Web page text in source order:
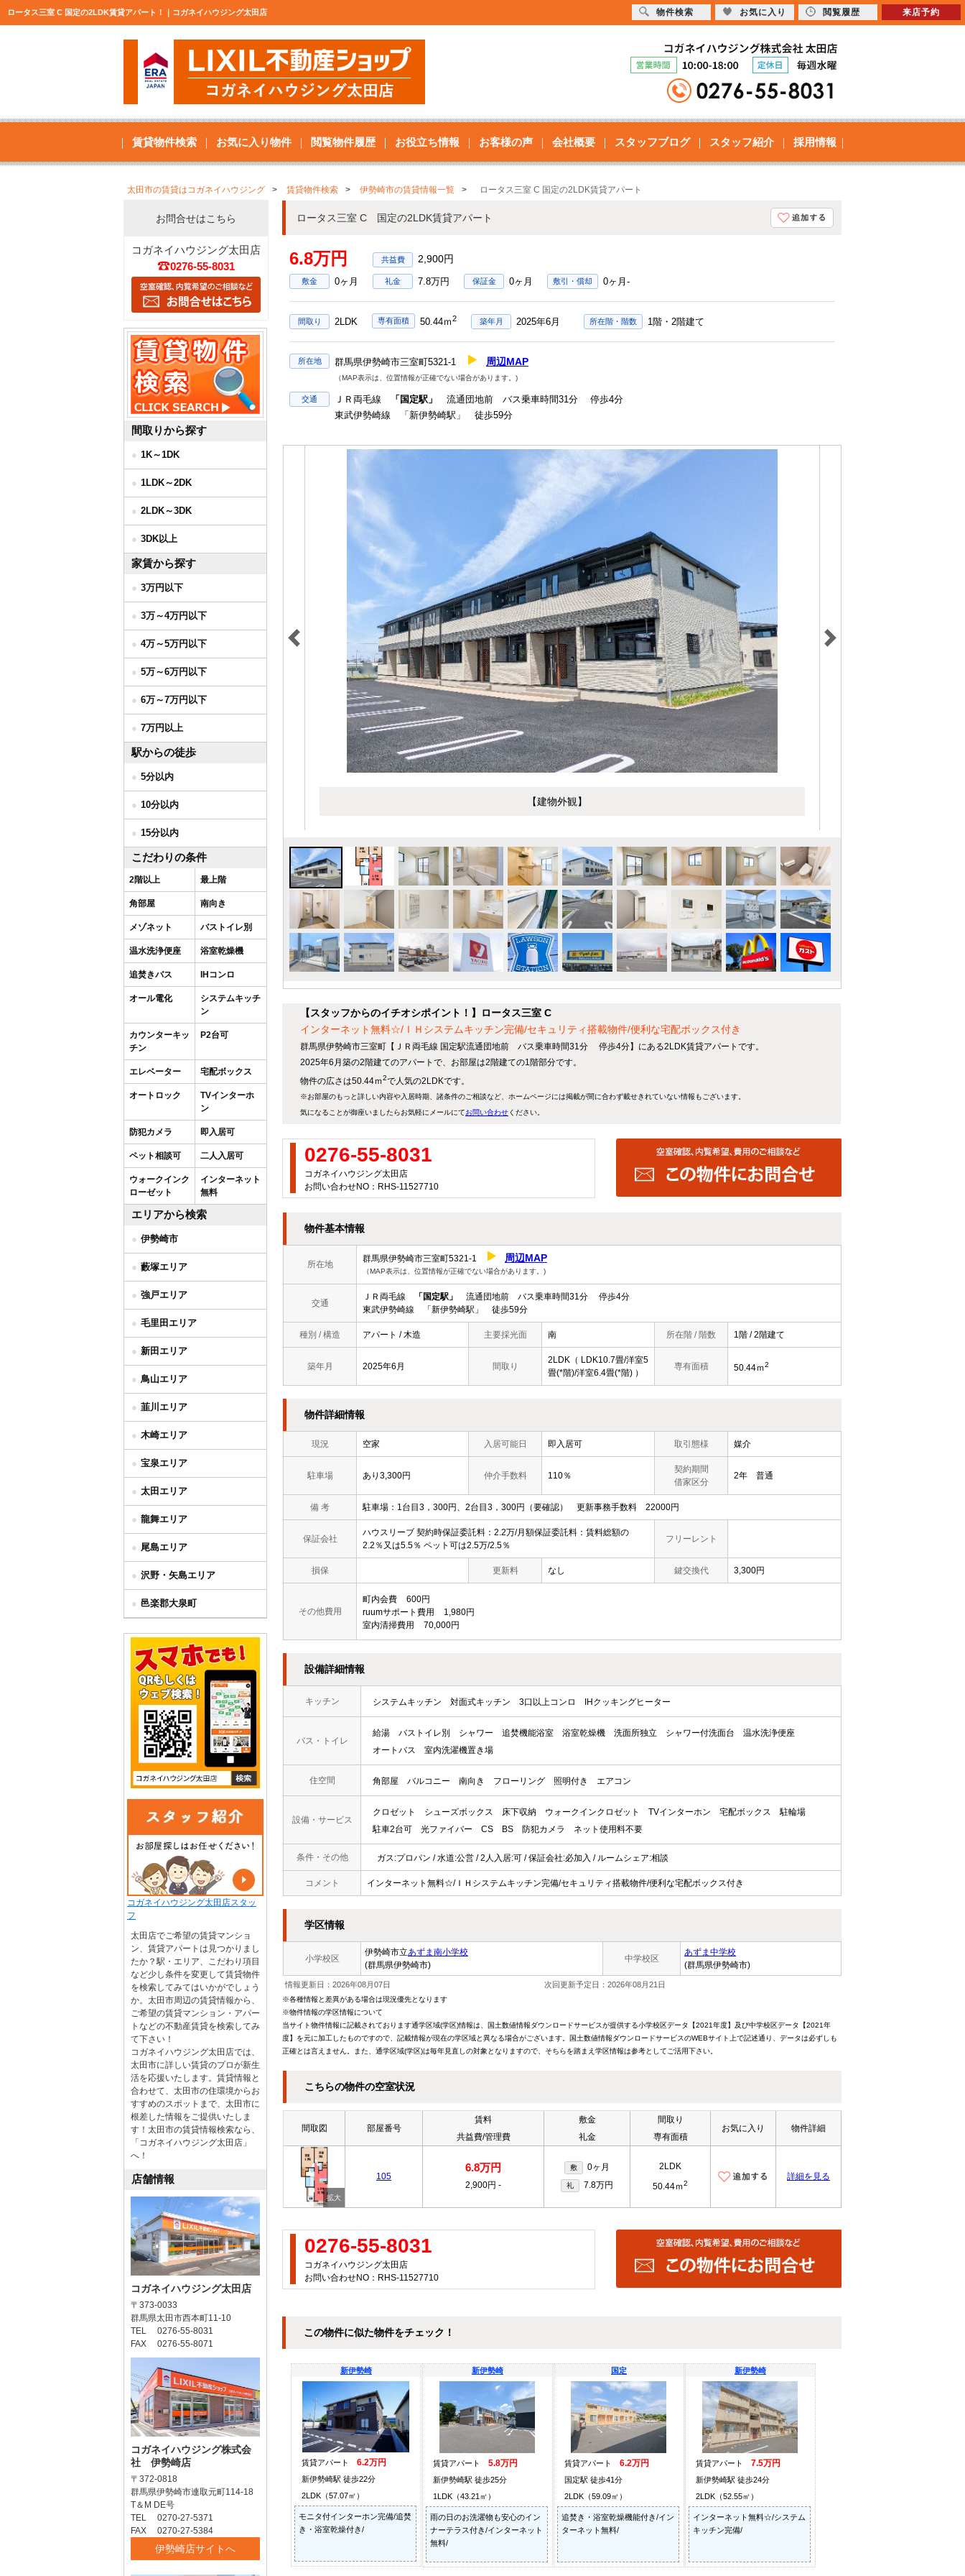
ロータス三室 C 国定の2LDK賃貸アパート！｜コガネイハウジング太田店
賃貸物件検索 お気に入り物件 閲覧物件履歴 お役立ち情報 お客様の声 会社概要 スタッフブログ スタッフ紹介 採用情報
太田市の賃貸はコガネイハウジング 賃貸物件検索 伊勢崎市の賃貸情報一覧 ロータス三室 C 国定の2LDK賃貸アパート
ロータス三室 C 国定の2LDK賃貸アパート
6.8万円 2,900円
敷金 0ヶ月 礼金 7.8万円 保証金 0ヶ月 敷引・償却 0ヶ月-
間取り 2LDK 専有面積 50.44ｍ2 築年月 2025年6月 所在階・階数 1階・2階建て
所在地 群馬県伊勢崎市三室町5321-1 周辺MAP
（MAP表示は、位置情報が正確でない場合があります。)
交通 ＪＲ両毛線 「国定駅」
流通団地前 バス乗車時間31分 停歩4分
東武伊勢崎線 「新伊勢崎駅」 徒歩59分
【建物外観】
【スタッフからのイチオシポイント！】ロータス三室 C
インターネット無料☆/ＩＨシステムキッチン完備/セキュリティ搭載物件/便利な宅配ボックス付き
群馬県伊勢崎市三室町【ＪＲ両毛線 国定駅流通団地前 バス乗車時間31分 停歩4分】にある2LDK賃貸アパートです。
2025年6月築の2階建てのアパートで、お部屋は2階建ての1階部分です。
物件の広さは50.44ｍ2で人気の2LDKです。
※お部屋のもっと詳しい内容や入居時期、諸条件のご相談など、ホームページには掲載が間に合わず載せきれていない情報もございます。
気になることが御座いましたらお気軽にメールにてお問い合わせください。
0276-55-8031
コガネイハウジング太田店
お問い合わせNO：RHS-11527710
物件基本情報
所在地
群馬県伊勢崎市三室町5321-1 周辺MAP
（MAP表示は、位置情報が正確でない場合があります。)
交通
ＪＲ両毛線 「国定駅」
流通団地前 バス乗車時間31分 停歩4分
東武伊勢崎線 「新伊勢崎駅」 徒歩59分
種別 / 構造 アパート / 木造 主要採光面 南 所在階 / 階数 1階 / 2階建て
築年月 2025年6月 間取り
2LDK（ LDK10.7畳/洋室5
畳(*階)/洋室6.4畳(*階) ）
専有面積 50.44ｍ2
物件詳細情報
現況 空家 入居可能日 即入居可 取引態様 媒介
駐車場 あり3,300円 仲介手数料 110％
契約期間
借家区分
2年 普通
備 考 駐車場：1台目3，300円、2台目3，300円（要確認） 更新事務手数料 22000円
保証会社
ハウスリーブ 契約時保証委託料：2.2万/月額保証委託料：賃料総額の
2.2％又は5.5％ ペット可は2.5万/2.5％
フリーレント
損保 更新料 なし 鍵交換代 3,300円
その他費用
町内会費
600円
ruumサポート費用
1,980円
室内清掃費用
70,000円
設備詳細情報
キッチン システムキッチン 対面式キッチン 3口以上コンロ IHクッキングヒーター
バス・トイレ
給湯 バストイレ別 シャワー 追焚機能浴室 浴室乾燥機 洗面所独立 シャワー付洗面台
温水洗浄便座
オートバス
室内洗濯機置き場
住空間 角部屋 バルコニー 南向き フローリング 照明付き エアコン
設備・サービス
クロゼット シューズボックス 床下収納 ウォークインクロゼット TVインターホン 宅配ボックス
駐輪場
駐車2台可
光ファイバー CS BS 防犯カメラ ネット使用料不要
条件・その他 ガス:プロパン / 水道:公営 / 2人入居:可 / 保証会社:必加入 / ルームシェア:相談
コメント インターネット無料☆/ＩＨシステムキッチン完備/セキュリティ搭載物件/便利な宅配ボックス付き
学区情報
小学校区
伊勢崎市立あずま南小学校
(群馬県伊勢崎市)
中学校区
あずま中学校
(群馬県伊勢崎市)
情報更新日：2026年08月07日 次回更新予定日：2026年08月21日
※各種情報と差異がある場合は現況優先となります
※物件情報の学区情報について
当サイト物件情報に記載されております通学区域(学区)情報は、国土数値情報ダウンロードサービスが提供する小学校区データ【2021年度】及び中学校区データ【2021年
度】を元に加工したものですので、記載情報が現在の学区域と異なる場合がございます。国土数値情報ダウンロードサービスのWEBサイト上で記述通り、データは必ずしも
正確とは言えません。また、通学区域(学区)は毎年見直しの対象となりますので、そちらを踏まえ学区情報は参考としてご活用下さい。
こちらの物件の空室状況
間取図 部屋番号
賃料
共益費/管理費
敷金
礼金
間取り
専有面積
お気に入り 物件詳細
105
6.8万円
2,900円 -
敷 0ヶ月
礼 7.8万円
2LDK
50.44ｍ2
詳細を見る
0276-55-8031
コガネイハウジング太田店
お問い合わせNO：RHS-11527710
この物件に似た物件をチェック！
新伊勢崎
賃貸アパート 6.2万円
新伊勢崎駅 徒歩22分
2LDK（57.07㎡）
モニタ付インターホン完備/追焚
き・浴室乾燥付き/
新伊勢崎
賃貸アパート 5.8万円
新伊勢崎駅 徒歩25分
1LDK（43.21㎡）
雨の日のお洗濯物も安心のイン
ナーテラス付き/インターネット
無料/
国定
賃貸アパート 6.2万円
国定駅 徒歩41分
2LDK（59.09㎡）
追焚き・浴室乾燥機能付き/イン
ターネット無料/
新伊勢崎
賃貸アパート 7.5万円
新伊勢崎駅 徒歩24分
2LDK（52.55㎡）
インターネット無料☆/システム
キッチン完備/
お問合せはこちら
コガネイハウジング太田店
0276-55-8031
間取りから探す
1K～1DK
1LDK～2DK
2LDK～3DK
3DK以上
家賃から探す
3万円以下
3万～4万円以下
4万～5万円以下
5万～6万円以下
6万～7万円以下
7万円以上
駅からの徒歩
5分以内
10分以内
15分以内
こだわりの条件
2階以上 最上階
角部屋 南向き
メゾネット バストイレ別
温水洗浄便座 浴室乾燥機
追焚きバス IHコンロ
オール電化
システムキッチ
ン
カウンターキッ
チン
P2台可
エレベーター 宅配ボックス
オートロック
TVインターホ
ン
防犯カメラ 即入居可
ペット相談可 二人入居可
ウォークインク
ローゼット
インターネット
無料
エリアから検索
伊勢崎市
藪塚エリア
強戸エリア
毛里田エリア
新田エリア
鳥山エリア
韮川エリア
木崎エリア
宝泉エリア
太田エリア
龍舞エリア
尾島エリア
沢野・矢島エリア
邑楽郡大泉町
コガネイハウジング太田店スタッ
フ
太田店でご希望の賃貸マンショ
ン、賃貸アパートは見つかりまし
たか？駅・エリア、こだわり項目
など少し条件を変更して賃貸物件
を検索してみてはいかがでしょう
か。太田市周辺の賃貸情報から、
ご希望の賃貸マンション・アパー
トなどの不動産賃貸を検索してみ
て下さい！
コガネイハウジング太田店では、
太田市に詳しい賃貸のプロが新生
活を応援いたします。賃貸情報と
合わせて、太田市の住環境からお
すすめのスポットまで、太田市に
根差した情報をご提供いたしま
す！太田市の賃貸情報検索なら、
「コガネイハウジング太田店」
へ！
店舗情報
コガネイハウジング太田店
〒373-0033
群馬県太田市西本町11-10
TEL 0276-55-8031
FAX 0276-55-8071
コガネイハウジング株式会
社 伊勢崎店
〒372-0818
群馬県伊勢崎市連取元町114-18
T＆M DE号
TEL 0270-27-5371
FAX 0270-27-5384
伊勢崎店サイトへ
物件検索 お気に入り 閲覧履歴 来店予約